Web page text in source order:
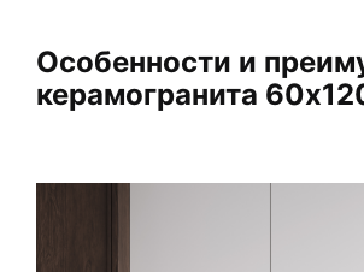
Особенности и
керамогранита